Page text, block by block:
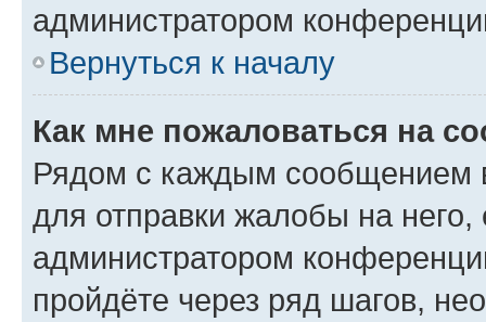
администратором
Вернуться к началу
Как мне пожаловаться на
Рядом с каждым сообщением
для отправки жалобы на
администратором
пройдёте через ряд шагов,